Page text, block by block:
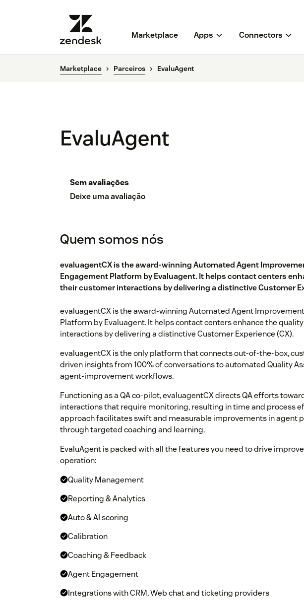
Marketplace Apps Connectors
Marketplace Parceiros EvaluAgent
EvaluAgent
Sem avaliações
Deixe uma avaliação
Quem somos nós
evaluagentCX is the award-winning Automated Agent
Engagement Platform by Evaluagent. It helps contact centers
their customer interactions by delivering a distinctive Customer
evaluagentCX is the award-winning Automated Agent
Platform by Evaluagent. It helps contact centers enhance the
interactions by delivering a distinctive Customer Experience (CX).
evaluagentCX is the only platform that connects out-of-the-box,
driven insights from 100% of conversations to automated Quality
agent-improvement workflows.
Functioning as a QA co-pilot, evaluagentCX directs QA efforts
interactions that require monitoring, resulting in time and process
approach facilitates swift and measurable improvements in agent
through targeted coaching and learning.
EvaluAgent is packed with all the features you need to drive
operation:
Quality Management
Reporting & Analytics
Auto & AI scoring
Calibration
Coaching & Feedback
Agent Engagement
Integrations with CRM, Web chat and ticketing providers